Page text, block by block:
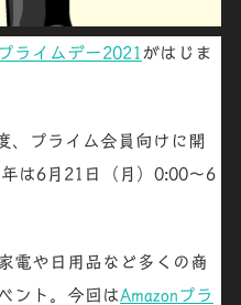
ライム デー2021 がはじま
、プライム会員向けに開
は6月21日（月）0:00～6
電や日用品など多くの商
ント。今回はAmazonプラ